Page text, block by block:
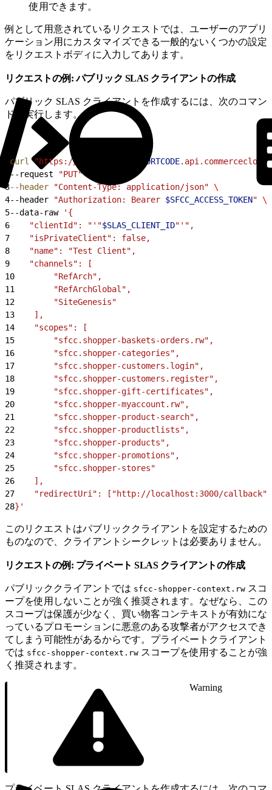
使用できます。
例として用意されているリクエストでは、ユーザーのアプリ
ケーション用にカスタマイズできる一般的ないくつかの設定
をリクエストボディに入力してあります。
リクエストの例: パブリック SLAS クライアントの作成
パブリック SLAS クライアントを作成するには、次のコマン
ドを実行します。
curl "https:// $SFCC_SCAPI_SHORTCODE
--request
"PUT"
3--header "Content-Type: application/json" \
4--header "Authorization: Bearer $SFCC_ACCESS_TOKEN" \
5--data-raw
'{
6
    "clientId": "'"
$SLAS_CLIENT_ID"'",
7
    "isPrivateClient": false,
8
    "name": "Test Client",
9
    "channels": [
10
        "RefArch",
11
        "RefArchGlobal",
12
        "SiteGenesis"
13
    ],
14
    "scopes": [
15
        "sfcc.shopper-baskets-orders.rw",
16
        "sfcc.shopper-categories",
17
        "sfcc.shopper-customers.login",
18
        "sfcc.shopper-customers.register",
19
        "sfcc.shopper-gift-certificates",
20
        "sfcc.shopper-myaccount.rw",
21
        "sfcc.shopper-product-search",
22
        "sfcc.shopper-productlists",
23
        "sfcc.shopper-products",
24
        "sfcc.shopper-promotions",
25
        "sfcc.shopper-stores"
26
    ],
27
"redirectUri": ["http://localhost:3000/
28}'
このリクエストはパブリッククライアントを設定するための
ものなので、クライアントシークレットは必要ありません。
リクエストの例: プライベート SLAS クライアントの作成
パブリッククライアントでは sfcc-shopper-context.rw スコ
ープを使用しないことが強く推奨されます。なぜなら、この
スコープは保護が少なく、買い物客コンテキストが有効にな
っているプロモーションに悪意のある攻撃者がアクセスでき
てしまう可能性があるからです。プライベートクライアント
では sfcc-shopper-context.rw スコープを使用することが強
く推奨されます。
Warning